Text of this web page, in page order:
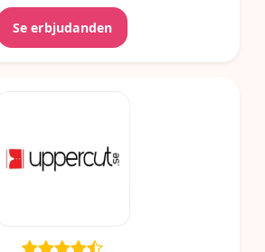
Se erbjudanden